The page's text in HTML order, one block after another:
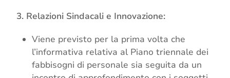
3. Relazioni Sindacali e Innovazione:
Viene previsto per la prima volta che
l’informativa relativa al Piano triennale dei
fabbisogni di personale sia seguita da un